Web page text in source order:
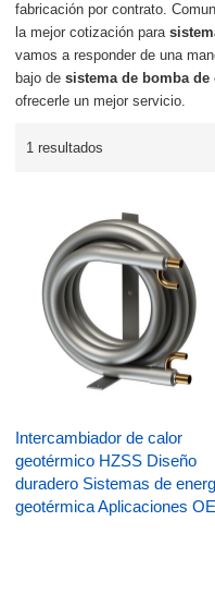
fabricación por contrato.
la mejor cotización para
vamos a responder de una
bajo desistema de bomba
ofrecerle un mejor servicio.
1 resultados
Intercambiador de calor
geotérmico HZSS Diseño
duradero Sistemas de
geotérmica Aplicaciones